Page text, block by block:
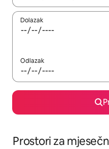
Dolazak
Odlazak
Prostori za